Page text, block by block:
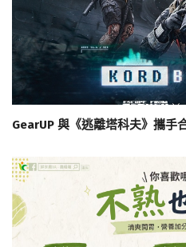
GearUP 與《逃離塔科夫》攜手